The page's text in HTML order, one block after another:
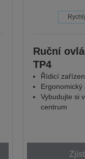
Ruční
TP4
Řídicí
Vybudujte si
centrum